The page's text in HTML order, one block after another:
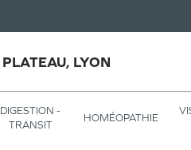
LYON
DIGESTION -
TRANSIT
HOMÉOPATHIE